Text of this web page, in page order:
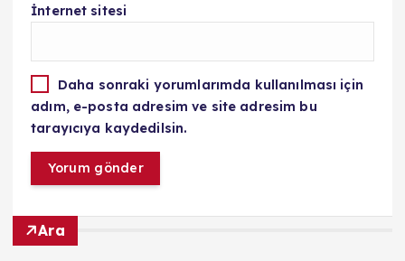
İnternet sitesi
Daha sonraki yorumlarımda kullanılması için
adım, e-posta adresim ve site adresim bu
tarayıcıya kaydedilsin.
Ara